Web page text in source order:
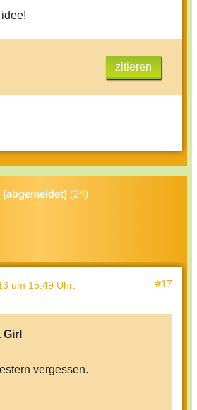
zitieren
(abgemeldet) (24)
um 15:49 Uhr: #17
Girl
vergessen.